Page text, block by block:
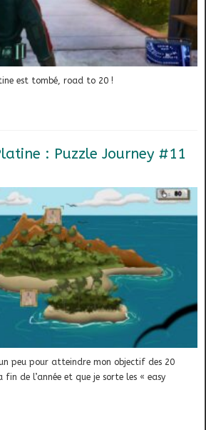
est tombé, road to 20 !
: Puzzle Journey #11
peu pour atteindre mon objectif des 20
de l’année et que je sorte les « easy